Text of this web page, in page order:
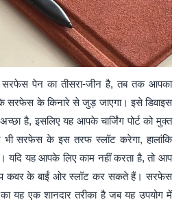
पेन का तीसरा-जीन है, तब तक आपका
के किनारे से जुड़ जाएगा। इसे डिवाइस
है, इसलिए यह आपके चार्जिंग पोर्ट को मुक्त
सरफेस के इस तरफ स्लॉट करेगा, हालांकि
यदि यह आपके लिए काम नहीं करता है, तो आप
कवर के बाईं ओर स्लॉट कर सकते हैं। सरफेस
यह एक शानदार तरीका है जब यह उपयोग में